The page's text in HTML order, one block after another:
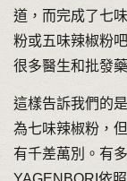
道，而完成了七
粉或五味辣椒粉
很多醫生和批發
這樣告訴我們的
為七味辣椒粉，
有千差萬別。有